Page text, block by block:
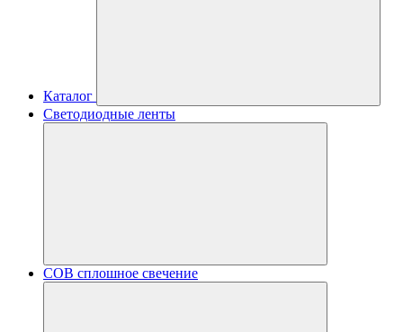
Каталог
Светодиодные ленты
COB сплошное свечение